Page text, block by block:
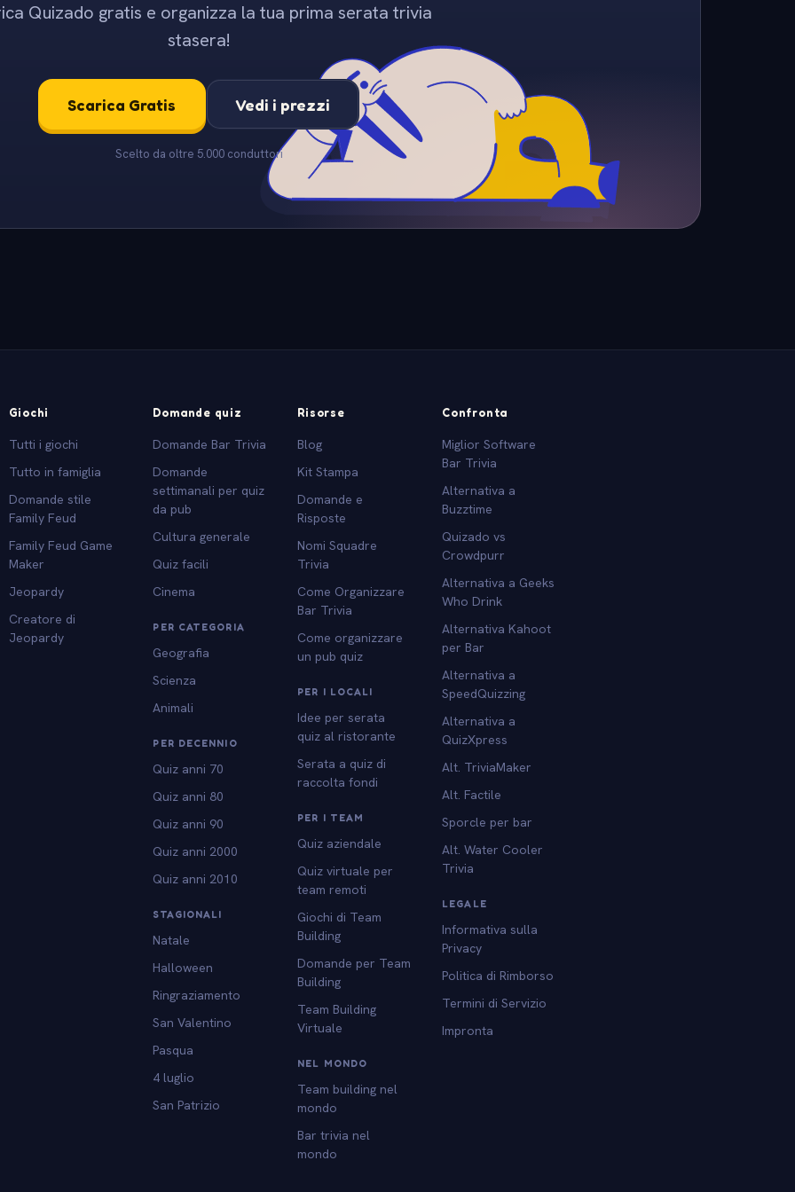
Quizado gratis e organizza la tua prima serata trivia
stasera!
Scarica Gratis Vedi i prezzi
Scelto da oltre 5.000 conduttori
Giochi
Tutti i giochi
Tutto in famiglia
Domande stile
Family Feud
Family Feud Game
Maker
Jeopardy
Creatore di
Jeopardy
Domande quiz
Domande Bar Trivia
Domande
settimanali per quiz
da pub
Cultura generale
Quiz facili
Cinema
PER CATEGORIA
Geografia
Scienza
Animali
PER DECENNIO
Quiz anni 70
Quiz anni 80
Quiz anni 90
Quiz anni 2000
Quiz anni 2010
STAGIONALI
Natale
Halloween
Ringraziamento
San Valentino
Pasqua
4 luglio
San Patrizio
Risorse
Blog
Kit Stampa
Domande e
Risposte
Nomi Squadre
Trivia
Come Organizzare
Bar Trivia
Come organizzare
un pub quiz
PER I LOCALI
Idee per serata
quiz al ristorante
Serata a quiz di
raccolta fondi
PER I TEAM
Quiz aziendale
Quiz virtuale per
team remoti
Giochi di Team
Building
Domande per Team
Building
Team Building
Virtuale
NEL MONDO
Team building nel
mondo
Bar trivia nel
mondo
Confronta
Miglior Software
Bar Trivia
Alternativa a
Buzztime
Quizado vs
Crowdpurr
Alternativa a Geeks
Who Drink
Alternativa Kahoot
per Bar
Alternativa a
SpeedQuizzing
Alternativa a
QuizXpress
Alt. TriviaMaker
Alt. Factile
Sporcle per bar
Alt. Water Cooler
Trivia
LEGALE
Informativa sulla
Privacy
Politica di Rimborso
Termini di Servizio
Impronta